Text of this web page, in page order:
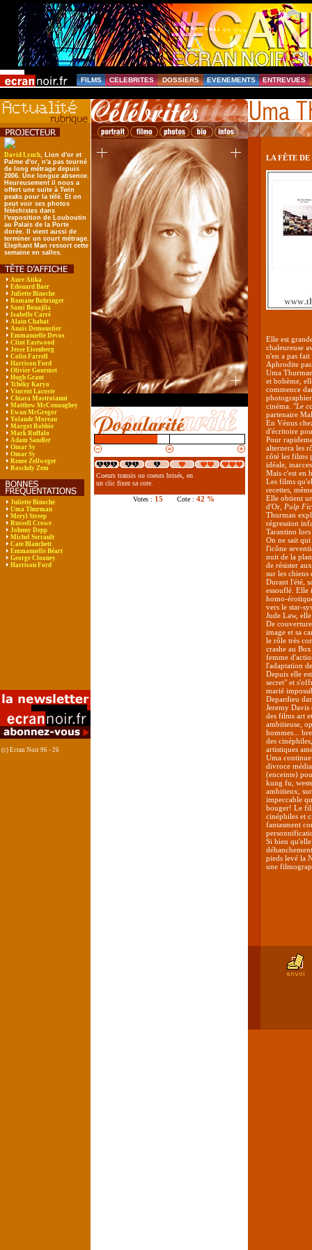
FILMS CELEBRITES DOSSIERS EVENEMENTS ENTREVUES
David Lynch, Lion d'or et
Palme d'or, n'a pas tourné
de long métrage depuis
2006. Une longue absence.
Heureusement il nous a
offert une suite à Twin
peaks pour la télé. Et on
peut voir ses photos
fétéchistes dans
l'exposition de Louboutin
au Palais de la Porte
dorée. Il vient aussi de
terminer un court métrage.
Elephant Man ressort cette
semaine en salles.
Aure Atika
Edouard Baer
Juliette Binoche
Romane Bohringer
Sami Bouajila
Isabelle Carré
Alain Chabat
Anaïs Demoustier
Emmanuelle Devos
Clint Eastwood
Jesse Eisenberg
Colin Farrell
Harrison Ford
Olivier Gourmet
Hugh Grant
Tchéky Karyo
Vincent Lacoste
Chiara Mastroianni
Matthew McConaughey
Ewan McGregor
Yolande Moreau
Margot Robbie
Mark Ruffalo
Adam Sandler
Omar Sy
Omar Sy
Renee Zellweger
Roschdy Zem
Juliette Binoche
Uma Thurman
Meryl Streep
Russell Crowe
Johnny Depp
Michel Serrault
Cate Blanchett
Emmanuelle Béart
George Clooney
Harrison Ford
(c) Ecran Noir 96 - 26
Coeurs transis ou coeurs brisés, en
un clic fixez sa cote.
Votes : 15 Cote : 42 %
LA FÊTE
Elle est
chaleureuse
n'en a pas
Aphrodite
Uma
et bohème,
commence
cinéma. "Le
partenaire
En Vénus
d'écritoire
Pour
alternera les
côté les films
idéale,
Mais c'est en
Les films
recettes,
Elle obtient
d'Or, Pulp
Thurman
régression
Tarantino
On ne sait
l'icône
nuit de la
de résister
sur les chiens
Durant l'été,
essouflé. Elle
homo-
vers le star-
Jude Law,
De
image et sa
le rôle très
crashe au
femme
l'adaptation
Depuis elle
secret" et
marié
Depardieu
Jeremy Davis
des films art
ambitieuse,
hommes...
des
artistiques
Uma
divroce
(enceinte)
kung fu,
ambitieux,
impeccable
bouger! Le
cinéphiles et
fantasment
Si bien
pieds levé la
une